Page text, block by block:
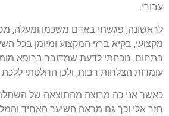
עבורי.
לראשונה, פגשתי באדם משכמו ומעלה,
מקצועי, בקיא ברזי המקצוע ומיומן בכל
בתחום. נוכחתי לדעת שמדובר ברופא
עומדות הצלחות רבות, ולכן החלטתי
כאשר אני כה מרוצה מהתוצאה של השתלת
חזר אלי וכך גם מראה השיער האחיד